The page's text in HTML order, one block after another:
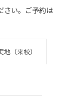
さい。ご予約は
地（来校）